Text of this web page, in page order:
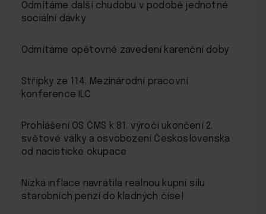
Odmítáme další chudobu v podobě jednotné
sociální dávky
Odmítáme opětovné zavedení karenční doby
Střípky ze 114. Mezinárodní pracovní
konference ILC
Prohlášení OS ČMS k 81. výročí ukončení 2.
světové války a osvobození Československa
od nacistické okupace
Nízká inflace navrátila reálnou kupní sílu
starobních penzí do kladných čísel